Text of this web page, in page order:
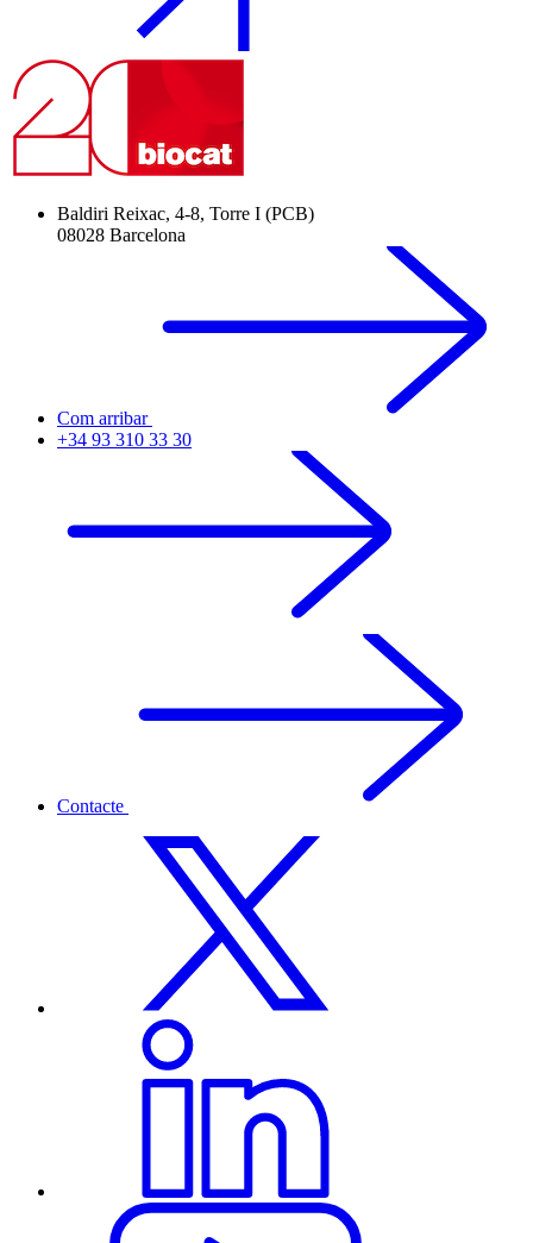
Baldiri Reixac, 4-8, Torre I (PCB)
08028 Barcelona
Com arribar
+34 93 310 33 30
Contacte